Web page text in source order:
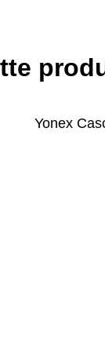
Yonex